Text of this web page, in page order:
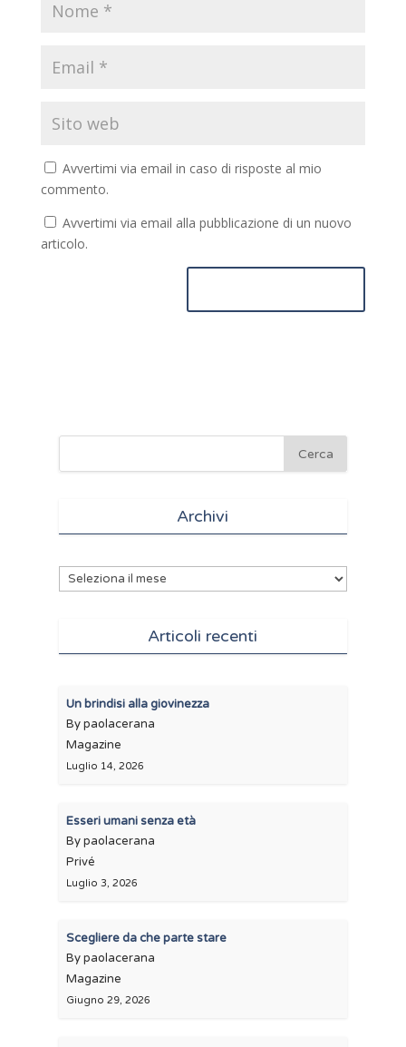
Avvertimi via email in caso di risposte al mio
commento.
Avvertimi via email alla pubblicazione di un nuovo
articolo.
Archivi
Archivi
Articoli recenti
Un brindisi alla giovinezza
By paolacerana
Magazine
Luglio 14, 2026
Esseri umani senza età
By paolacerana
Privé
Luglio 3, 2026
Scegliere da che parte stare
By paolacerana
Magazine
Giugno 29, 2026